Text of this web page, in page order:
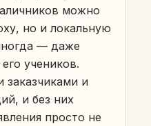
можно
но и локальную
— даже
учеников.
заказчиками и
и без них
просто не